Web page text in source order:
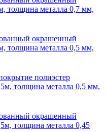
толщина металла 0,7 мм,
толщина металла 0,5 мм,
толщина металла 0,5 мм,
толщина металла 0,45